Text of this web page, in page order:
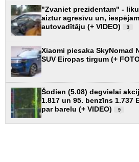
"Zvaniet prezidentam" -
aiztur agresīvu un,
autovadītāju (+ VIDEO)
3
Xiaomi piesaka SkyNomad
SUV Eiropas tirgum (+
Šodien (5.08) degvielai
1.817 un 95. benzīns 1.737
par barelu (+ VIDEO)
9